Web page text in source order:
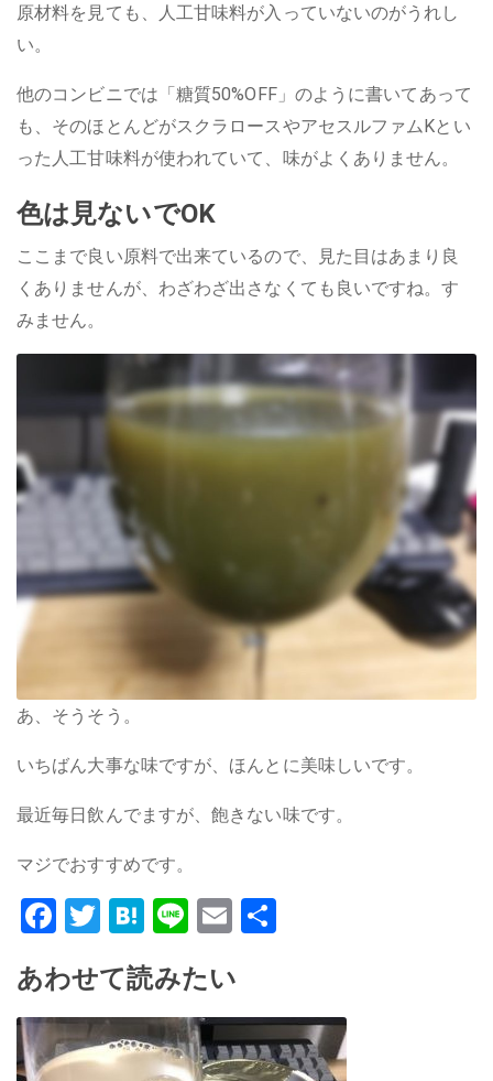
原材料を見ても、人工甘味料が入っていないのがうれし
い。
他のコンビニでは「糖質50%OFF」のように書いてあって
も、そのほとんどがスクラロースやアセスルファムKとい
った人工甘味料が使われていて、味がよくありません。
色は見ないでOK
ここまで良い原料で出来ているので、見た目はあまり良
くありませんが、わざわざ出さなくても良いですね。す
みません。
あ、そうそう。
いちばん大事な味ですが、ほんとに美味しいです。
最近毎日飲んでますが、飽きない味です。
マジでおすすめです。
Facebook
Twitter
Hatena
LineEmail
あわせて読みたい